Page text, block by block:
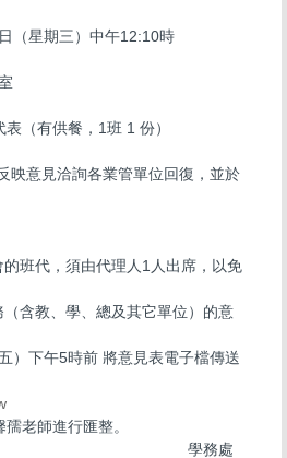
（星期三）中午12:10時
（有供餐，1班 1 份）
映意見洽詢各業管單位回復，並於
班代，須由代理人1人出席，以免
含教、學、總及其它單位）的意
）下午5時前 將意見表電子檔傳送
老師進行匯整。
處